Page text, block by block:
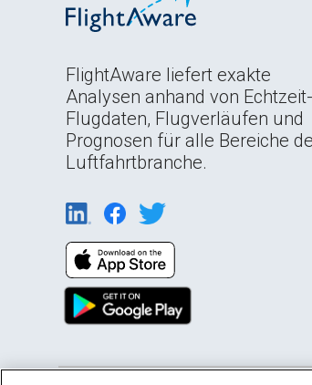
FlightAware liefert exakte
Analysen anhand von Echtzeit-
Flugdaten, Flugverläufen und
Prognosen für alle Bereiche
Luftfahrtbranche.